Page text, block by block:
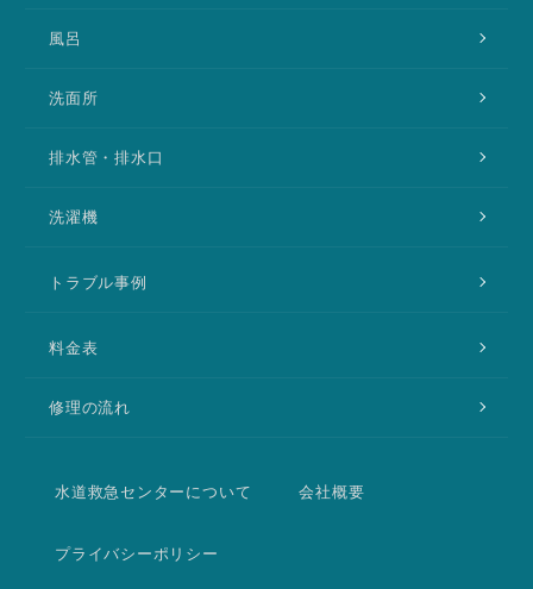
風呂
洗面所
排水管・排水口
洗濯機
トラブル事例
料金表
修理の流れ
水道救急センターについて 会社概要
プライバシーポリシー